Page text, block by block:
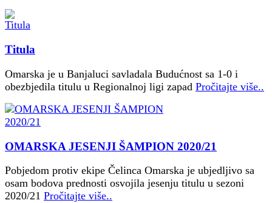
Titula
Omarska je u Banjaluci savladala Budućnost sa 1-0 i
obezbjedila titulu u Regionalnoj ligi zapad Pročitajte više..
OMARSKA JESENJI ŠAMPION 2020/21
Pobjedom protiv ekipe Čelinca Omarska je ubjedljivo sa
osam bodova prednosti osvojila jesenju titulu u sezoni
2020/21 Pročitajte više..